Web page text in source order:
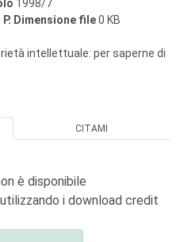
1998/7
P. Dimensione file0 KB
intellettuale: per saperne di
CITAMI
è disponibile
i download credit